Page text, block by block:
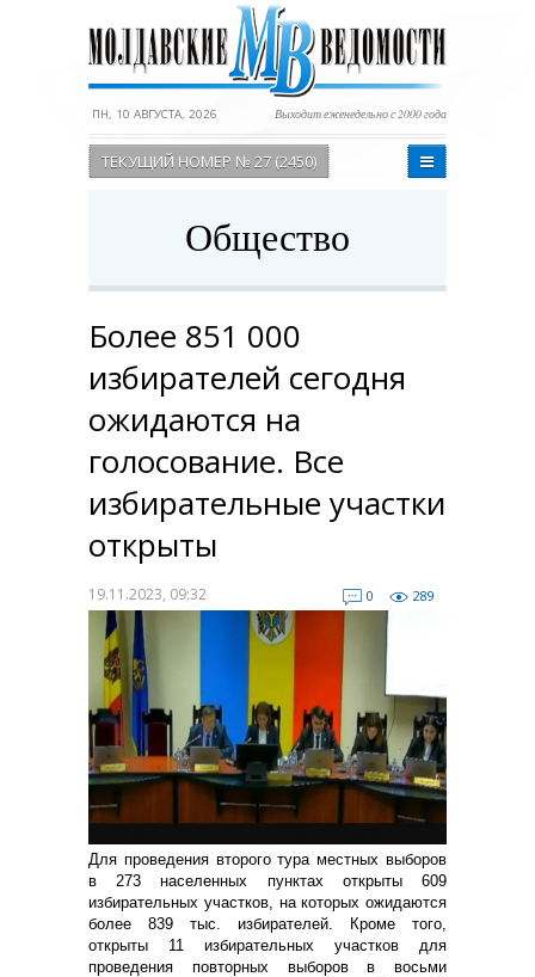
ПН, 10 АВГУСТА, 2026 Выходит еженедельно с 2000 года
ТЕКУЩИЙ НОМЕР № 27 (2450)
Общество
Более 851 000
избирателей сегодня
ожидаются на
голосование. Все
избирательные участки
открыты
19.11.2023, 09:32 0 289
Для проведения второго тура местных выборов
в 273 населенных пунктах открыты 609
избирательных участков, на которых ожидаются
более 839 тыс. избирателей. Кроме того,
открыты 11 избирательных участков для
проведения повторных выборов в восьми